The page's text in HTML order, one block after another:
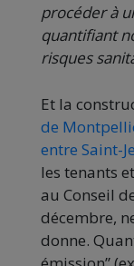
procéder à
quantifiant
risques
Et la
de
entre Saint-
les tenants
au Conseil
décembre,
donne.